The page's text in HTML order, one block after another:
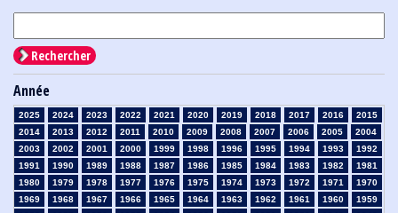
Rechercher
Année
2025 2024 2023 2022 2021 2020 2019 2018 2017 2016
2015
2014
2013 2012 2011 2010 2009 2008 2007 2006 2005
2004
2003
2002 2001 2000 1999 1998 1996 1995 1994 1993
1992
1991
1990 1989 1988 1987 1986 1985 1984 1983 1982
1981
1980
1979 1978 1977 1976 1975 1974 1973 1972 1971
1970
1969
1968 1967 1966 1965 1964 1963 1962 1961 1960
1959